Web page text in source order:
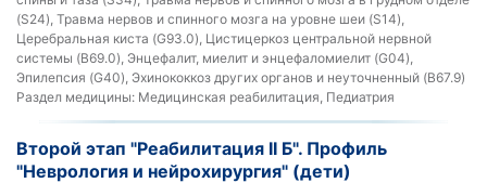
(S24), Травма нервов и спинного мозга на уровне шеи (S14),
Церебральная киста (G93.0), Цистицеркоз центральной нервной
системы (B69.0), Энцефалит, миелит и энцефаломиелит (G04),
Эпилепсия (G40), Эхинококкоз других органов и неуточненный (B67.9)
Раздел медицины: Медицинская реабилитация, Педиатрия
Второй этап "Реабилитация II Б". Профиль
"Неврология и нейрохирургия" (дети)